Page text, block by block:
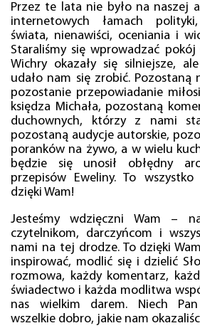
Przez te lata nie było na naszej
internetowych łamach
świata, nienawiści, oceniania i
Staraliśmy się wprowadzać
Wichry okazały się silniejsze,
udało nam się zrobić. Pozostaną
pozostanie przepowiadanie
księdza Michała, pozostaną
duchownych, którzy z nami
pozostaną audycje autorskie,
poranków na żywo, a w wielu
będzie się unosił obłędny
przepisów Eweliny. To
dzięki Wam!
Jesteśmy wdzięczni Wam –
czytelnikom, darczyńcom i
nami na tej drodze. To dzięki
inspirować, modlić się i dzielić
rozmowa, każdy komentarz,
świadectwo i każda modlitwa
nas wielkim darem. Niech
wszelkie dobro, jakie nam